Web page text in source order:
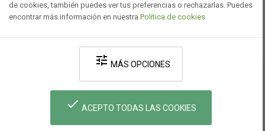
Desarrollado por V·Farma-Política de privacidad-Política de cookies
Términos y condiciones legales
de cookies, también puedes ver tus preferencias o rechazarlas. Puedes
encontrar más información en nuestra Política de cookies
tune MÁS OPCIONES
done ACEPTO TODAS LAS COOKIES